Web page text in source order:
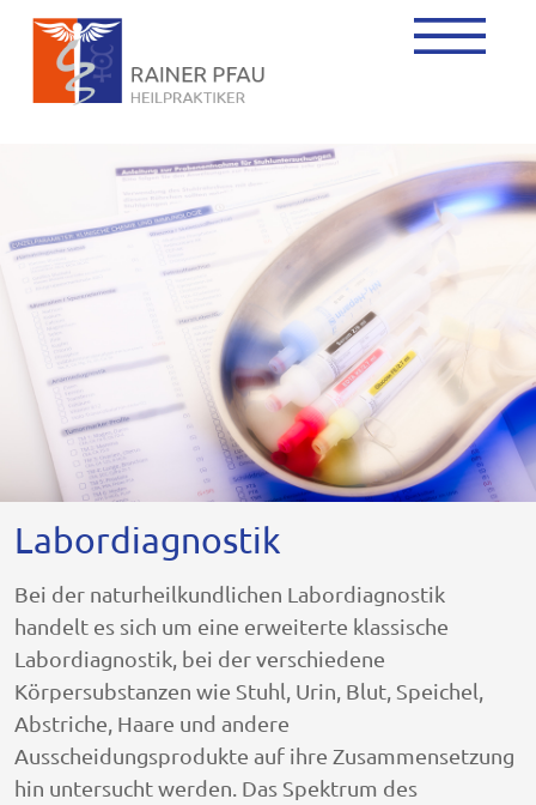
Labordiagnostik
Bei der naturheilkundlichen Labordiagnostik
handelt es sich um eine erweiterte klassische
Labordiagnostik, bei der verschiedene
Körpersubstanzen wie Stuhl, Urin, Blut, Speichel,
Abstriche, Haare und andere
Ausscheidungsprodukte auf ihre Zusammensetzung
hin untersucht werden. Das Spektrum des